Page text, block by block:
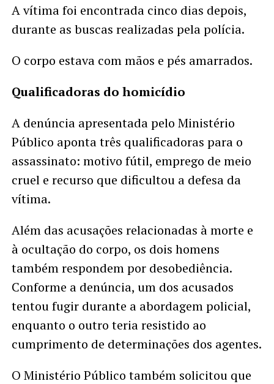
A vítima foi encontrada cinco dias depois,
durante as buscas realizadas pela polícia.
O corpo estava com mãos e pés amarrados.
Qualificadoras do homicídio
A denúncia apresentada pelo Ministério
Público aponta três qualificadoras para o
assassinato: motivo fútil, emprego de meio
cruel e recurso que dificultou a defesa da
vítima.
Além das acusações relacionadas à morte e
à ocultação do corpo, os dois homens
também respondem por desobediência.
Conforme a denúncia, um dos acusados
tentou fugir durante a abordagem policial,
enquanto o outro teria resistido ao
cumprimento de determinações dos agentes.
O Ministério Público também solicitou que